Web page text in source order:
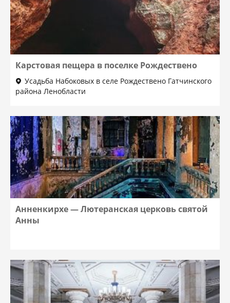
Карстовая пещера в поселке Рождествено
Усадьба Набоковых в селе Рождествено Гатчинского
района Ленобласти
Анненкирхе — Лютеранская церковь святой
Анны